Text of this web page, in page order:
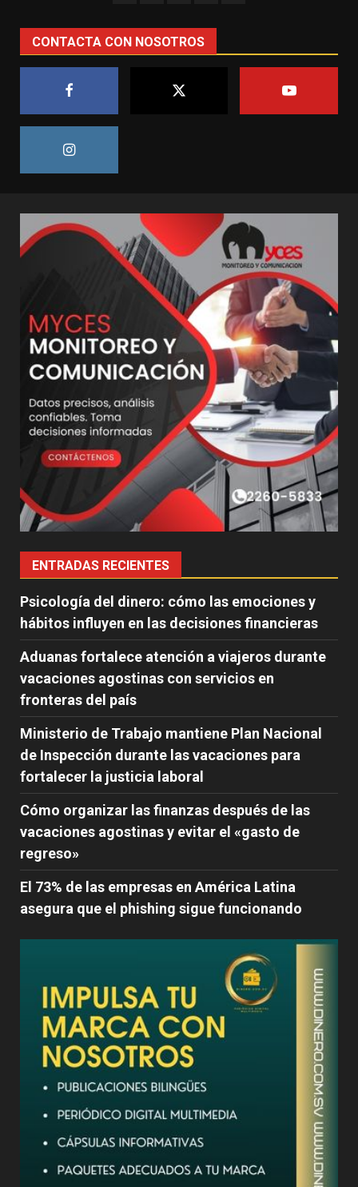
CONTACTA CON NOSOTROS
ENTRADAS RECIENTES
Psicología del dinero: cómo las emociones y
hábitos influyen en las decisiones financieras
Aduanas fortalece atención a viajeros durante
vacaciones agostinas con servicios en
fronteras del país
Ministerio de Trabajo mantiene Plan Nacional
de Inspección durante las vacaciones para
fortalecer la justicia laboral
Cómo organizar las finanzas después de las
vacaciones agostinas y evitar el «gasto de
regreso»
El 73% de las empresas en América Latina
asegura que el phishing sigue funcionando